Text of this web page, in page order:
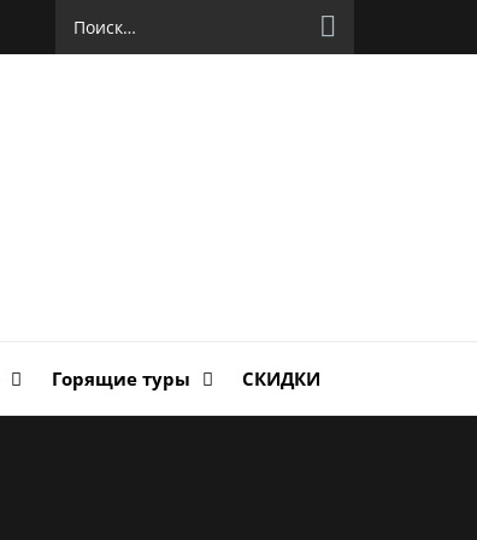
Горящие туры СКИДКИ